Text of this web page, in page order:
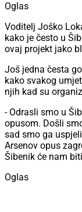
Oglas
Voditelj Joško
kako je često u
ovaj projekt jako
Još jedna česta
kako svakog
njih kad su
- Odrasli smo u
opusom. Došli
sad smo ga
Arsenov opus
Šibenik će nam
Oglas